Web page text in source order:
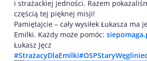
i strażackiej jedności. Razem
częścią tej pięknej misji!
Pamiętajcie – cały wysiłek Łukasza ma
Emilki. Każdy może pomóc:
Łukasz Jęcz
#StrażacyDlaEmilki